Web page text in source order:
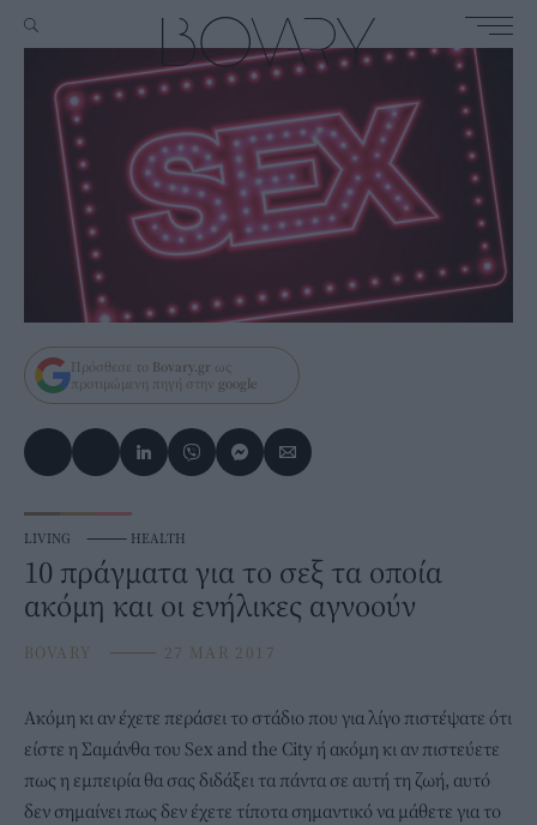
Πρόσθεσε το Bovary.gr ως
προτιμώμενη πηγή στην google
LIVING ⸻ HEALTH
10 πράγματα για το σεξ τα οποία
ακόμη και οι ενήλικες αγνοούν
BOVARY ⸻ 27 MAR 2017
Ακόμη κι αν έχετε περάσει το στάδιο που για λίγο πιστέψατε ότι
είστε η Σαμάνθα του Sex and the City ή ακόμη κι αν πιστεύετε
πως η εμπειρία θα σας διδάξει τα πάντα σε αυτή τη ζωή, αυτό
δεν σημαίνει πως δεν έχετε τίποτα σημαντικό να μάθετε για το